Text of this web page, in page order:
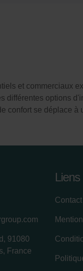
et commerciaux
différentes options
confort se déplace à
91080
France
Contact